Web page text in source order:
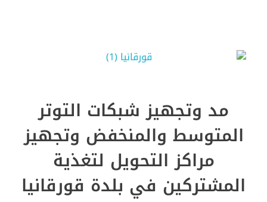
مد وتجهيز شبكات التوتر
المتوسط والمنخفض وتجهيز
مراكز التحويل لتغذية
المشتركين في بلدة قورقانيا